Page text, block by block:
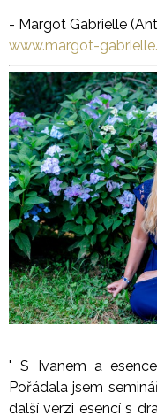
- Margot Gabrielle
www.margot-
" S Ivanem a
Pořádala jsem
další verzi esencí s